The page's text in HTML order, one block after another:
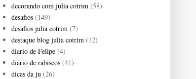
decorando com julia cotrim (58)
desafios (149)
desafios julia cotrim (7)
destaque blog julia cotrim (12)
diario de Felipe (4)
diário de rabiscos (41)
dicas da ju (26)